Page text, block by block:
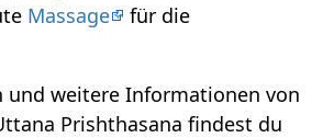
Massage
für die
und weitere Informationen von
Prishthasana findest du